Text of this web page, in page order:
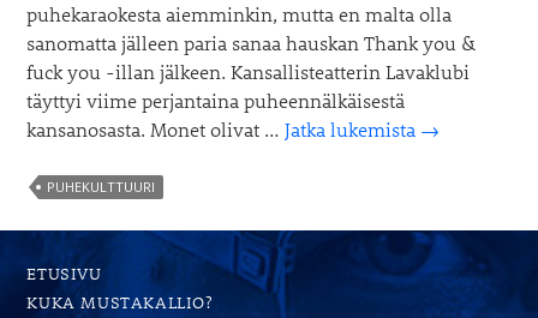
puhekaraokesta aiemminkin, mutta en malta olla
sanomatta jälleen paria sanaa hauskan Thank you &
fuck you -illan jälkeen. Kansallisteatterin Lavaklubi
täyttyi viime perjantaina puheennälkäisestä
kansanosasta. Monet olivat …Jatka lukemista Puhekaraoke
&
fuck
you
→
PUHEKULTTUURI
ETUSIVU
KUKA MUSTAKALLIO?